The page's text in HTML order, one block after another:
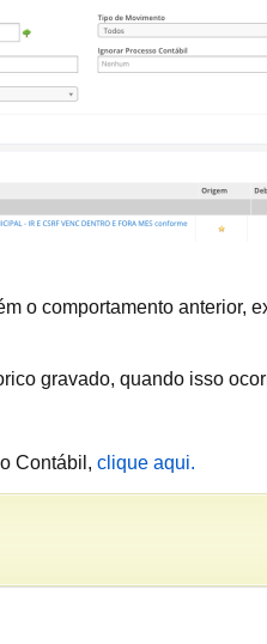
o comportamento anterior,
gravado, quando isso
Contábil, clique aqui.